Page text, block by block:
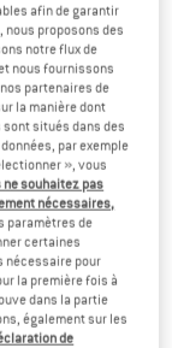
Ouvre une
une boîte
afin de garantir
proposons des
notre flux de
nous fournissons
partenaires de
la manière dont
situés dans des
par exemple
», vous
ne souhaitez pas
nécessaires,
paramètres de
certaines
nécessaire pour
la première fois à
dans la partie
également sur les
de